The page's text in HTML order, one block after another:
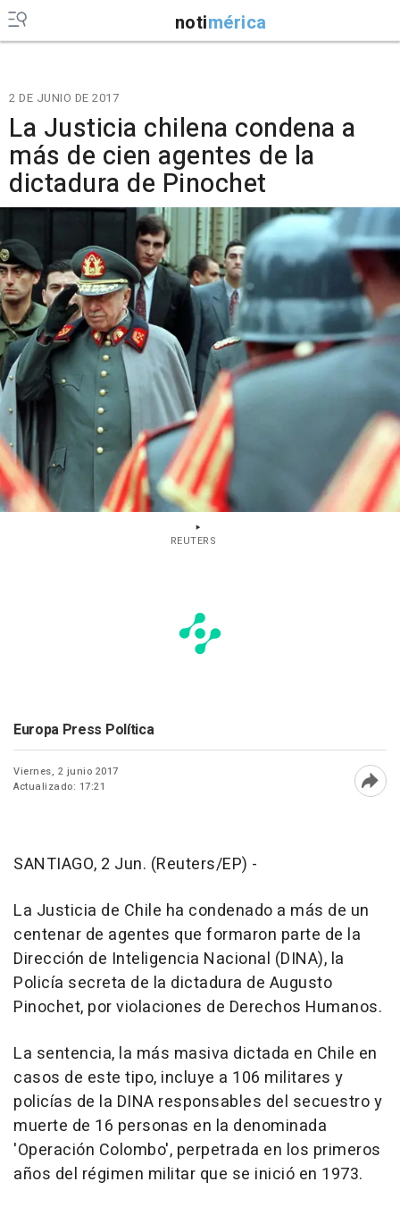
notimérica
2 DE JUNIO DE 2017
La Justicia chilena condena a
más de cien agentes de la
dictadura de Pinochet
REUTERS
Europa Press Política
Viernes, 2 junio 2017
Actualizado: 17:21
SANTIAGO, 2 Jun. (Reuters/EP) -
La Justicia de Chile ha condenado a más de un
centenar de agentes que formaron parte de la
Dirección de Inteligencia Nacional (DINA), la
Policía secreta de la dictadura de Augusto
Pinochet, por violaciones de Derechos Humanos.
La sentencia, la más masiva dictada en Chile en
casos de este tipo, incluye a 106 militares y
policías de la DINA responsables del secuestro y
muerte de 16 personas en la denominada
'Operación Colombo', perpetrada en los primeros
años del régimen militar que se inició en 1973.